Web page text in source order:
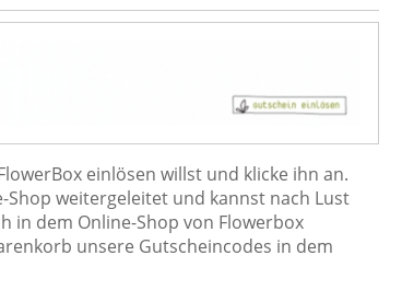
einlösen willst und klicke ihn an.
Shop weitergeleitet und kannst nach Lust
in dem Online-Shop von Flowerbox
unsere Gutscheincodes in dem